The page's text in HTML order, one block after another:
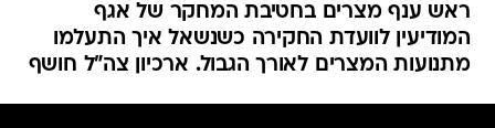
ראש ענף מצרים בחטיבת המחקר של אגף
המודיעין לוועדת החקירה כשנשאל איך התעלמו
מתנועות המצרים לאורך הגבול. ארכיון צה"ל חושף